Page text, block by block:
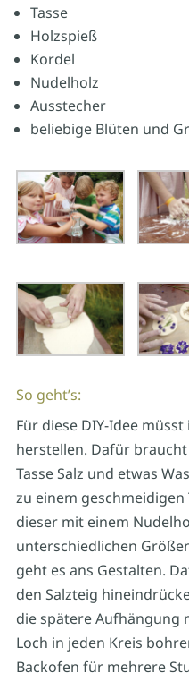
Tasse
Holzspieß
Kordel
Nudelholz
Ausstecher
beliebige Blüten und
So geht’s:
Für diese DIY-Idee
herstellen. Dafür
Tasse Salz und etwas
zu einem
dieser mit einem
unterschiedlichen
geht es ans Gestalten.
den Salzteig
die spätere Aufhängung
Loch in jeden Kreis
Backofen für mehrere